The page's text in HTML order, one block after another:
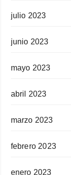
julio 2023
junio 2023
mayo 2023
abril 2023
marzo 2023
febrero 2023
enero 2023